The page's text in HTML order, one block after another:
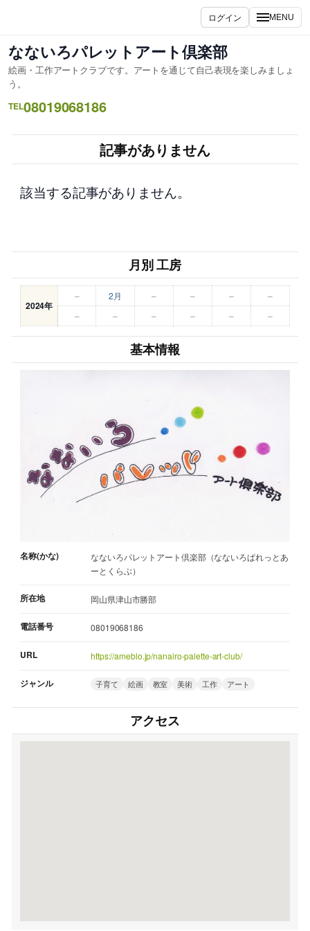
ス
キ
プ
ログイン MENU
なないろパレットアート倶楽部
絵画・工作アートクラブです。アートを通じて自己表現を楽しみましょ
う。
TEL08019068186
記事がありません
該当する記事がありません。
月別 工房
2024年
– 2月 – – –
–
–
– – – – –
基本情報
名称(かな)
なないろパレットアート倶楽部（なないろぱれっとあ
ーとくらぶ）
所在地 岡山県津山市勝部
電話番号 08019068186
URL https://ameblo.jp/nanairo-palette-art-club/
ジャンル 子育て 絵画 教室 美術 工作 アート
アクセス